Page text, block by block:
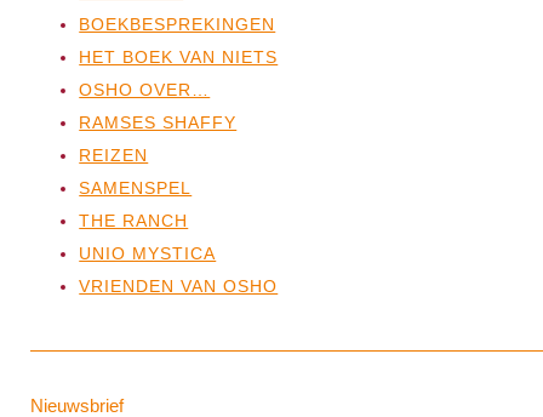
BOEKBESPREKINGEN
HET BOEK VAN NIETS
OSHO OVER…
RAMSES SHAFFY
REIZEN
SAMENSPEL
THE RANCH
UNIO MYSTICA
VRIENDEN VAN OSHO
Nieuwsbrief